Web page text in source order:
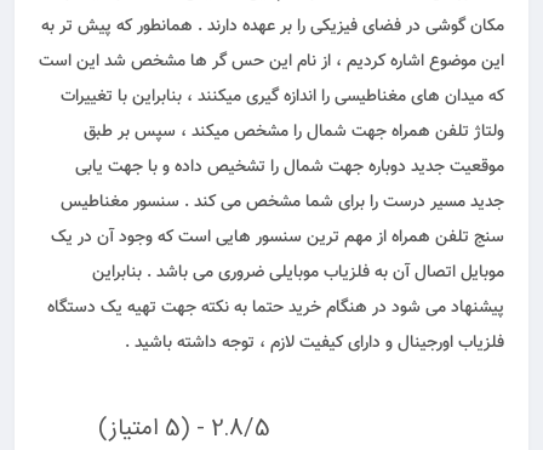
مکان گوشی در فضای فیزیکی را بر عهده دارند . همانطور که پیش تر به
این موضوع اشاره کردیم ، از نام این حس گر ها مشخص شد این است
که میدان های مغناطیسی را اندازه گیری میکنند ، بنابراین با تغییرات
ولتاژ تلفن همراه جهت شمال را مشخص میکند ، سپس بر طبق
موقعیت جدید دوباره جهت شمال را تشخیص داده و با جهت‌ یابی
جدید مسیر درست را برای شما مشخص می کند . سنسور مغناطیس
سنج تلفن همراه از مهم ترین سنسور هایی است که وجود آن در یک
موبایل اتصال آن به فلزیاب موبایلی ضروری می باشد . بنابراین
پیشنهاد می شود در هنگام خرید حتما به نکته جهت تهیه یک دستگاه
فلزیاب اورجینال و دارای کیفیت لازم ، توجه داشته باشید .
2.8/5 - (5 امتیاز)